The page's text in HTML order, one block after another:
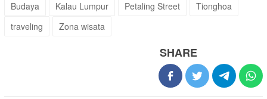
Budaya Kalau Lumpur Petaling Street
Tionghoa
traveling
Zona wisata
SHARE